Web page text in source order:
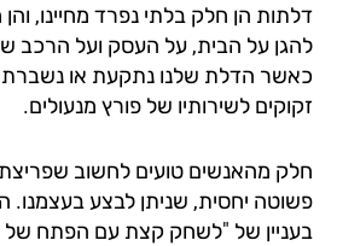
הן חלק בלתי נפרד מחיינו, והן
על הבית, על העסק ועל הרכב שלנו.
הדלת שלנו נתקעת או נשברת?
לשירותיו של פורץ מנעולים.
מהאנשים טועים לחשוב שפריצת
יחסית, שניתן לבצע בעצמנו. הם
של "לשחק קצת עם הפתח של